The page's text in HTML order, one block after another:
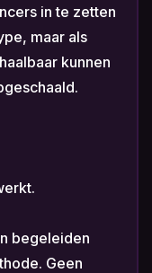
in te zetten
maar als
kunnen
begeleiden
Geen